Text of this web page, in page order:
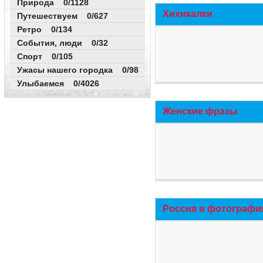
Природа 0/1128
Путешествуем 0/627
Ретро 0/134
События, люди 0/32
Спорт 0/105
Ужасы нашего городка 0/98
Улыбаемся 0/4026
Хихикалки
Женские фразы
Россия в